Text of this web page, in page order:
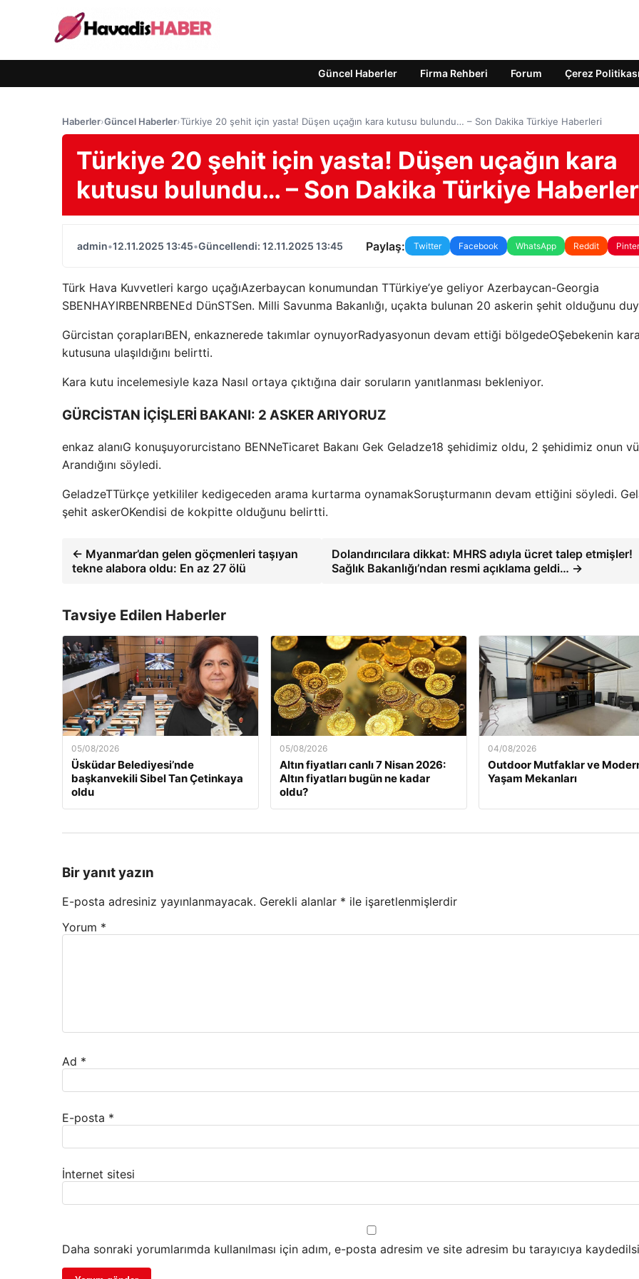
Güncel Haberler Firma Rehberi Forum Çerez Politikası
Haberler›Güncel Haberler›Türkiye 20 şehit için yasta! Düşen uçağın kara kutusu bulundu… – Son Dakika Türkiye Haberleri
Türkiye 20 şehit için yasta! Düşen uçağın kara
kutusu bulundu… – Son Dakika Türkiye
admin•12.11.2025 13:45•Güncellendi: 12.11.2025 13:45 Paylaş: Twitter Facebook WhatsApp Reddit
Türk Hava Kuvvetleri kargo uçağıAzerbaycan konumundan TTürkiye’ye geliyor Azerbaycan-Georgia
SBENHAYIRBENRBENEd DünSTSen. Milli Savunma Bakanlığı, uçakta bulunan 20 askerin şehit olduğunu
Gürcistan çoraplarıBEN, enkaznerede takımlar oynuyorRadyasyonun devam ettiği bölgedeOŞebekenin kara
kutusuna ulaşıldığını belirtti.
Kara kutu incelemesiyle kaza Nasıl ortaya çıktığına dair soruların yanıtlanması bekleniyor.
GÜRCİSTAN İÇİŞLERİ BAKANI: 2 ASKER ARIYORUZ
enkaz alanıG konuşuyorurcistano BENNeTicaret Bakanı Gek Geladze18 şehidimiz oldu, 2 şehidimiz onun
Arandığını söyledi.
GeladzeTTürkçe yetkililer kedigeceden arama kurtarma oynamakSoruşturmanın devam ettiğini söyledi.
şehit askerOKendisi de kokpitte olduğunu belirtti.
← Myanmar’dan gelen göçmenleri taşıyan
tekne alabora oldu: En az 27 ölü
Dolandırıcılara dikkat: MHRS adıyla ücret talep etmişler!
Sağlık Bakanlığı’ndan resmi açıklama geldi… →
Tavsiye Edilen Haberler
05/08/2026
Üsküdar Belediyesi’nde
başkanvekili Sibel Tan Çetinkaya
oldu
05/08/2026
Altın fiyatları canlı 7 Nisan 2026:
Altın fiyatları bugün ne kadar
oldu?
04/08/2026
Outdoor Mutfaklar ve
Yaşam Mekanları
Bir yanıt yazın
E-posta adresiniz yayınlanmayacak. Gerekli alanlar * ile işaretlenmişlerdir
Yorum *
Ad *
E-posta *
İnternet sitesi
Daha sonraki yorumlarımda kullanılması için adım, e-posta adresim ve site adresim bu tarayıcıya